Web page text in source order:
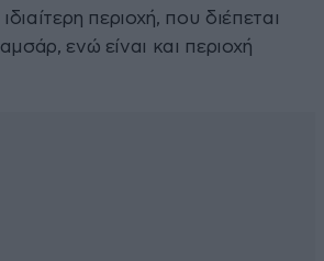
περιοχή, που διέπεται
ενώ είναι και περιοχή